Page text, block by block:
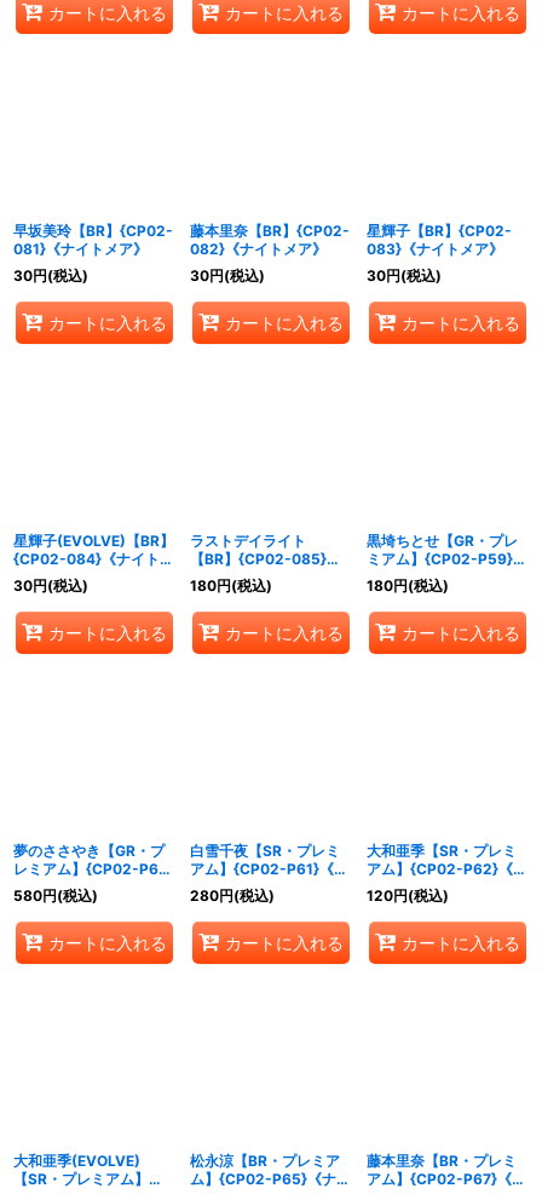
カートに入れる カートに入れる カートに入れる
早坂美玲【BR】{CP02-
081}《ナイトメア》
30円(税込)
カートに入れる
藤本里奈【BR】{CP02-
082}《ナイトメア》
30円(税込)
カートに入れる
星輝子【BR】{CP02-
083}《ナイトメア》
30円(税込)
カートに入れる
星輝子(EVOLVE)【BR】
{CP02-084}《ナイトメ
ア》
30円(税込)
カートに入れる
ラストデイライト
【BR】{CP02-085}
《ナイトメア》
180円(税込)
カートに入れる
黒埼ちとせ【GR・プレ
ミアム】{CP02-P59}
《ナイトメア》
180円(税込)
カートに入れる
夢のささやき【GR・プ
レミアム】{CP02-P60}
《ナイトメア》
580円(税込)
カートに入れる
白雪千夜【SR・プレミ
アム】{CP02-P61}《ナ
イトメア》
280円(税込)
カートに入れる
大和亜季【SR・プレミ
アム】{CP02-P62}《ナ
イトメア》
120円(税込)
カートに入れる
大和亜季(EVOLVE)
【SR・プレミアム】
松永涼【BR・プレミア
ム】{CP02-P65}《ナイ
藤本里奈【BR・プレミ
アム】{CP02-P67}《ナ